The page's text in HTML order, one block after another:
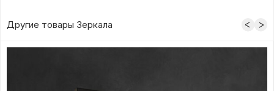
Другие товары Зеркала